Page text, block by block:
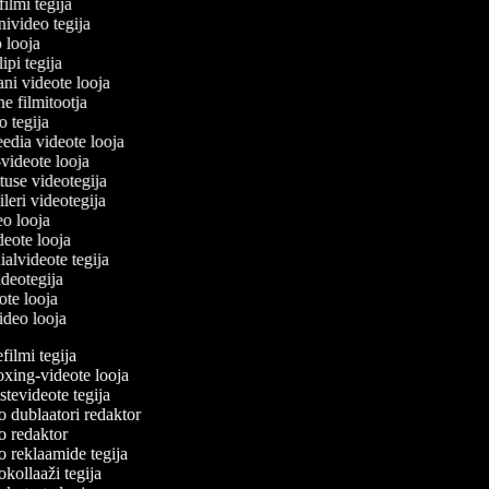
tegija
tegija
looja
tegija
videote looja
filmitootja
tegija
videote looja
videote looja
videotegija
videotegija
looja
looja
tegija
looja
looja
tegija
videote looja
tegija
redaktor
tegija
tegija